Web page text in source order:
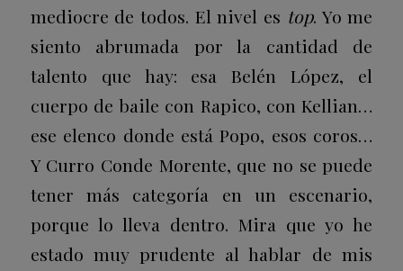
mediocre de todos. El nivel es top. Yo me
siento abrumada por la cantidad de
talento que hay: esa Belén López, el
cuerpo de baile con Rapico, con Kellian…
ese elenco donde está Popo, esos coros…
Y Curro Conde Morente, que no se puede
tener más categoría en un escenario,
porque lo lleva dentro. Mira que yo he
estado muy prudente al hablar de mis